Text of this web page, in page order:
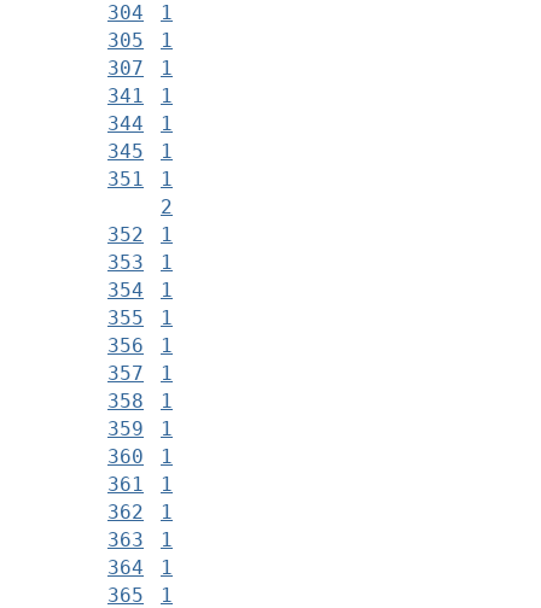
304
1
305
1
307
1
341
1
344
1
345
1
351
1
2
352
1
353
1
354
1
355
1
356
1
357
1
358
1
359
1
360
1
361
1
362
1
363
1
364
1
365
1